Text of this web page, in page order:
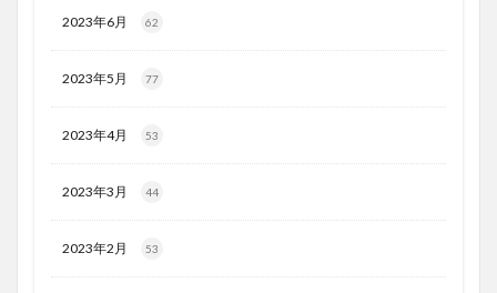
2023年6月 62
2023年5月 77
2023年4月 53
2023年3月 44
2023年2月 53